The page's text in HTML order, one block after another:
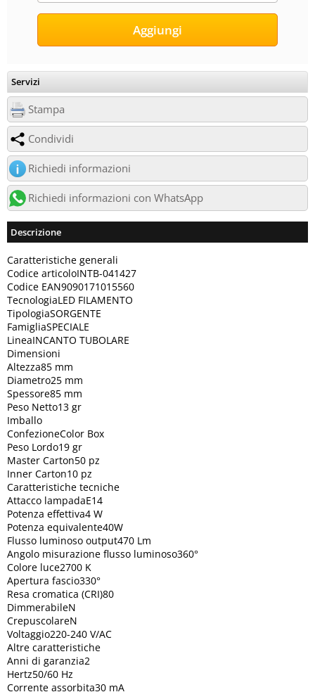
Servizi
Stampa
Condividi
Richiedi informazioni
Richiedi informazioni con WhatsApp
Descrizione
Caratteristiche generali
Codice articoloINTB-041427
Codice EAN9090171015560
TecnologiaLED FILAMENTO
TipologiaSORGENTE
FamigliaSPECIALE
LineaINCANTO TUBOLARE
Dimensioni
Altezza85 mm
Diametro25 mm
Spessore85 mm
Peso Netto13 gr
Imballo
ConfezioneColor Box
Peso Lordo19 gr
Master Carton50 pz
Inner Carton10 pz
Caratteristiche tecniche
Attacco lampadaE14
Potenza effettiva4 W
Potenza equivalente40W
Flusso luminoso output470 Lm
Angolo misurazione flusso luminoso360°
Colore luce2700 K
Apertura fascio330°
Resa cromatica (CRI)80
DimmerabileN
CrepuscolareN
Voltaggio220-240 V/AC
Altre caratteristiche
Anni di garanzia2
Hertz50/60 Hz
Corrente assorbita30 mA